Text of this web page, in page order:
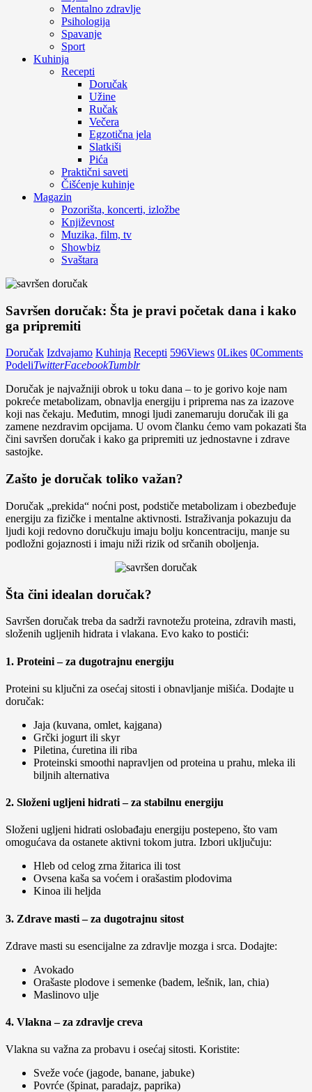
Mentalno zdravlje
Psihologija
Spavanje
Sport
Kuhinja
Recepti
Doručak
Užine
Ručak
Večera
Egzotična jela
Slatkiši
Pića
Praktični saveti
Čišćenje kuhinje
Magazin
Pozorišta, koncerti, izložbe
Književnost
Muzika, film, tv
Showbiz
Svaštara
Savršen doručak: Šta je pravi početak dana i kako
ga pripremiti
Doručak Izdvajamo Kuhinja Recepti 596Views 0Likes 0Comments
PodeliTwitterFacebookTumblr
Doručak je najvažniji obrok u toku dana – to je gorivo koje nam
pokreće metabolizam, obnavlja energiju i priprema nas za izazove
koji nas čekaju. Međutim, mnogi ljudi zanemaruju doručak ili ga
zamene nezdravim opcijama. U ovom članku ćemo vam pokazati šta
čini savršen doručak i kako ga pripremiti uz jednostavne i zdrave
sastojke.
Zašto je doručak toliko važan?
Doručak „prekida“ noćni post, podstiče metabolizam i obezbeđuje
energiju za fizičke i mentalne aktivnosti. Istraživanja pokazuju da
ljudi koji redovno doručkuju imaju bolju koncentraciju, manje su
podložni gojaznosti i imaju niži rizik od srčanih oboljenja.
Šta čini idealan doručak?
Savršen doručak treba da sadrži ravnotežu proteina, zdravih masti,
složenih ugljenih hidrata i vlakana. Evo kako to postići:
1. Proteini – za dugotrajnu energiju
Proteini su ključni za osećaj sitosti i obnavljanje mišića. Dodajte u
doručak:
Jaja (kuvana, omlet, kajgana)
Grčki jogurt ili skyr
Piletina, ćuretina ili riba
Proteinski smoothi napravljen od proteina u prahu, mleka ili
biljnih alternativa
2. Složeni ugljeni hidrati – za stabilnu energiju
Složeni ugljeni hidrati oslobađaju energiju postepeno, što vam
omogućava da ostanete aktivni tokom jutra. Izbori uključuju:
Hleb od celog zrna žitarica ili tost
Ovsena kaša sa voćem i orašastim plodovima
Kinoa ili heljda
3. Zdrave masti – za dugotrajnu sitost
Zdrave masti su esencijalne za zdravlje mozga i srca. Dodajte:
Avokado
Orašaste plodove i semenke (badem, lešnik, lan, chia)
Maslinovo ulje
4. Vlakna – za zdravlje creva
Vlakna su važna za probavu i osećaj sitosti. Koristite:
Sveže voće (jagode, banane, jabuke)
Povrće (špinat, paradajz, paprika)